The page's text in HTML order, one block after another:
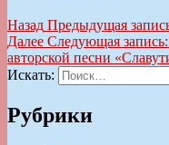
Назад Предыдущая
Далее Следующая запись:
авторской песни
Искать:
Рубрики